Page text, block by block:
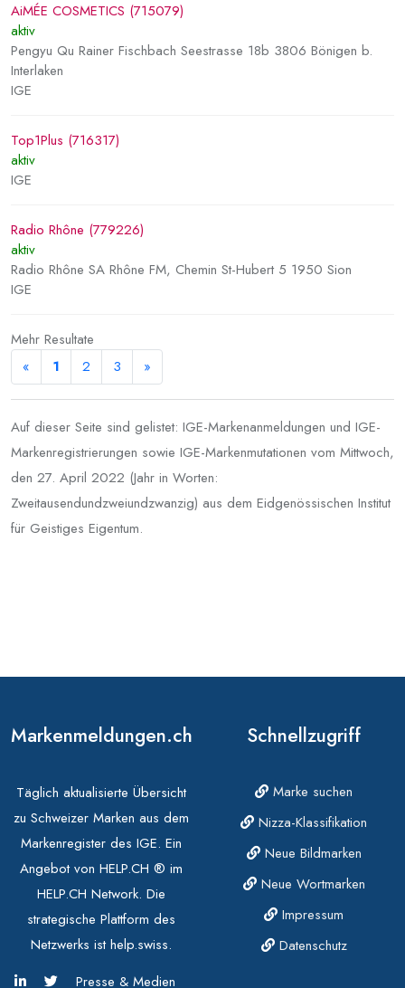
AiMÉE COSMETICS (715079)
aktiv
Pengyu Qu Rainer Fischbach Seestrasse 18b 3806 Bönigen b.
Interlaken
IGE
Top1Plus (716317)
aktiv
IGE
Radio Rhône (779226)
aktiv
Radio Rhône SA Rhône FM, Chemin St-Hubert 5 1950 Sion
IGE
Mehr Resultate
«
1 2 3 »
Auf dieser Seite sind gelistet: IGE-Markenanmeldungen und IGE-
Markenregistrierungen sowie IGE-Markenmutationen vom Mittwoch,
den 27. April 2022 (Jahr in Worten:
Zweitausendundzweiundzwanzig) aus dem Eidgenössischen Institut
für Geistiges Eigentum.
Markenmeldungen.ch
Täglich aktualisierte Übersicht
zu Schweizer Marken aus dem
Markenregister des IGE. Ein
Angebot von HELP.CH ® im
HELP.CH Network. Die
strategische Plattform des
Netzwerks ist help.swiss.
Presse & Medien
Schnellzugriff
Marke suchen
Nizza-Klassifikation
Neue Bildmarken
Neue Wortmarken
Impressum
Datenschutz